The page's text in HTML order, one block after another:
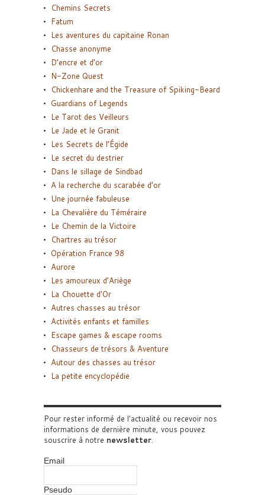
Chemins Secrets
Fatum
Les aventures du capitaine Ronan
Chasse anonyme
D’encre et d’or
N-Zone Quest
Chickenhare and the Treasure of Spiking-Beard
Guardians of Legends
Le Tarot des Veilleurs
Le Jade et le Granit
Les Secrets de l’Égide
Le secret du destrier
Dans le sillage de Sindbad
A la recherche du scarabée d’or
Une journée fabuleuse
La Chevalière du Téméraire
Le Chemin de la Victoire
Chartres au trésor
Opération France 98
Aurore
Les amoureux d’Ariège
La Chouette d’Or
Autres chasses au trésor
Activités enfants et familles
Escape games & escape rooms
Chasseurs de trésors & Aventure
Autour des chasses au trésor
La petite encyclopédie
Pour rester informé de l'actualité ou recevoir nos
informations de dernière minute, vous pouvez
souscrire à notre newsletter.
Email
Pseudo